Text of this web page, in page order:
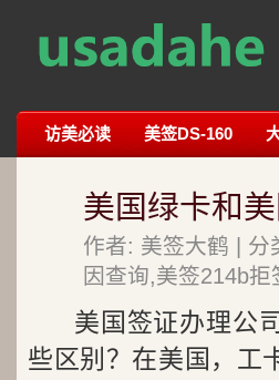
访美必读 美签DS-160
美国绿卡和
作者: 美签大鹤 | 分
因查询,美签214b拒
美国签证办理公
些区别？在美国，工